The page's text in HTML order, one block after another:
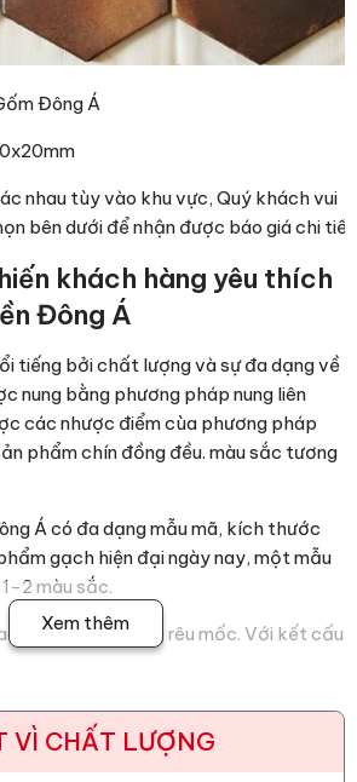
Đông Á
nhau tùy vào khu vực, Quý khách vui
bên dưới để nhận được báo giá chi tiết
khách hàng yêu thích
Đông Á
tiếng bởi chất lượng và sự đa dạng về
nung bằng phương pháp nung liên
các nhược điểm cùa phương pháp
phẩm chín đồng đều. màu sắc tương
Á có đa dạng mẫu mã, kích thước
gạch hiện đại ngày nay, một mẫu
2 màu sắc.
khả năng chống rêu mốc. Với kết cấu
có ô tô đi lại,…
Á có khả năng chống trơn trượt tốt,
Xem thêm
VÌ CHẤT LƯỢNG